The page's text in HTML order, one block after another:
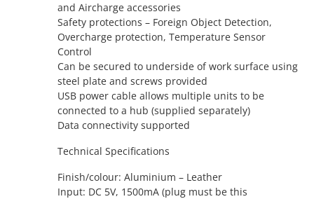
and Aircharge accessories
Safety protections – Foreign Object Detection,
Overcharge protection, Temperature Sensor
Control
Can be secured to underside of work surface using
steel plate and screws provided
USB power cable allows multiple units to be
connected to a hub (supplied separately)
Data connectivity supported
Technical Specifications
Finish/colour: Aluminium – Leather
Input: DC 5V, 1500mA (plug must be this